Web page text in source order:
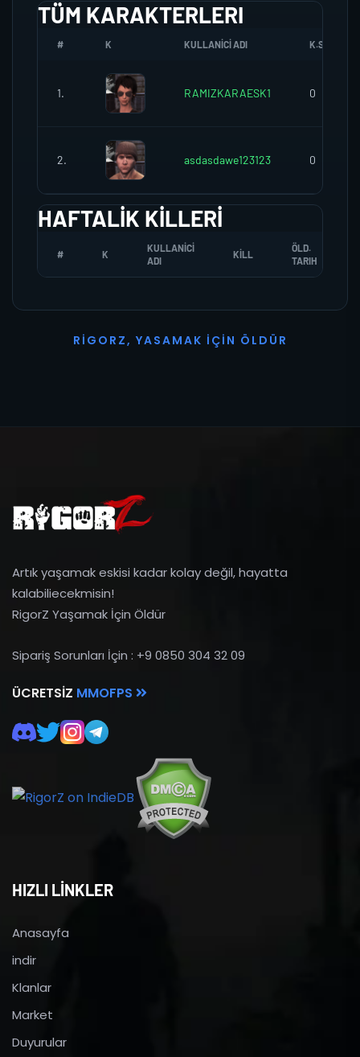
TÜM KARAKTERLERI
# K KULLANICI ADI K.SEREFI
1. RAMIZKARAESK1 0
2. asdasdawe123123 0
HAFTALIK KILLERI
# K
KULLANICI
ADI
KILL
ÖLD.
TARIH
R I G O R Z, YASAMAK İ ÇI N Ö L D Ü R
Artık yaşamak eskisi kadar kolay değil, hayatta
kalabiliecekmisin!
RigorZ Yaşamak İçin Öldür
Sipariş Sorunları İçin : +9 0850 304 32 09
ÜCRETSIZ MMOFPS
HIZLI LİNKLER
Anasayfa
indir
Klanlar
Market
Duyurular